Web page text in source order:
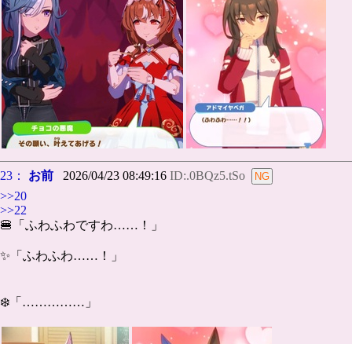
23： お前 2026/04/23 08:49:16 ID:.0BQz5.tSo
>>20
>>22
🍔「ふわふわですわ……！」
✨「ふわふわ……！」
❄️「……………」